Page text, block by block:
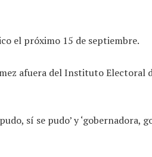
el próximo 15 de septiembre.
afuera del Instituto Electoral
sí se pudo’ y